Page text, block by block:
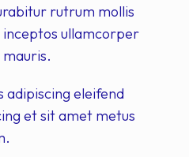
rutrum mollis
ullamcorper
mauris.
adipiscing eleifend
et sit amet metus